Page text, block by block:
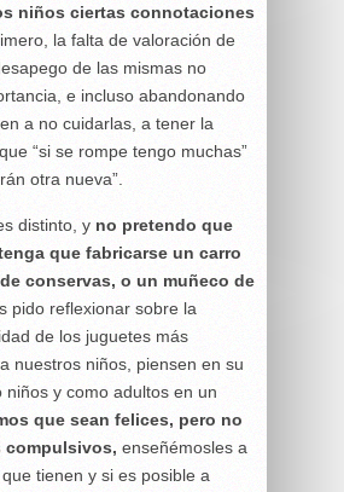
niños ciertas connotaciones
la falta de valoración de
de las mismas no
e incluso abandonando
a no cuidarlas, a tener la
“si se rompe tengo muchas”
otra nueva”.
distinto, y no pretendo que
que fabricarse un carro
conservas, o un muñeco de
pido reflexionar sobre la
de los juguetes más
nuestros niños, piensen en su
niños y como adultos en un
que sean felices, pero no
compulsivos, enseñémosles a
tienen y si es posible a